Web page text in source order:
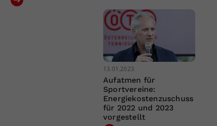
13.01.2023
Aufatmen für
Sportvereine:
Energiekostenzuschuss
für 2022 und 2023
vorgestellt